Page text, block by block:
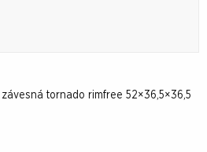
tornado rimfree 52×36,5×36,5